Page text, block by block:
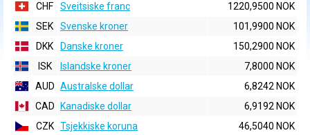
CHF
Sveitsiske franc
1220,9500 NOK
SEK
Svenske kroner
101,9900 NOK
DKK
Danske kroner
150,2900 NOK
ISK
Islandske kroner
7,8000 NOK
AUD Australske dollar
6,8242 NOK
CAD
Kanadiske dollar
6,9192 NOK
CZK Tsjekkiske koruna
46,5040 NOK